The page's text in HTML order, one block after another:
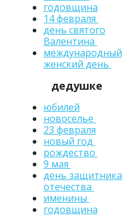
годовщина
14 февраля
день святого
Валентина
международный
женский день
дедушке
юбилей
новоселье
23 февраля
новый год
рождество
9 мая
день защитника
отечества
именины
годовщина